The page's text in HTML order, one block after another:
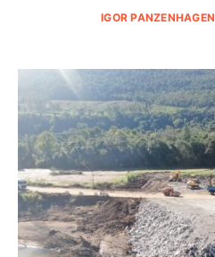
IGOR PANZENHAGEN